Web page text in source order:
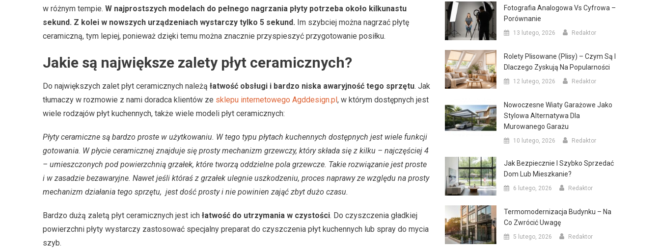
w różnym tempie. W najprostszych modelach do pełnego nagrzania płyty potrzeba około kilkunastu
sekund. Z kolei w nowszych urządzeniach wystarczy tylko 5 sekund. Im szybciej można nagrzać płytę
ceramiczną, tym lepiej, ponieważ dzięki temu można znacznie przyspieszyć przygotowanie posiłku.
Jakie są największe zalety płyt ceramicznych?
Do największych zalet płyt ceramicznych należą łatwość obsługi i bardzo niska awaryjność tego sprzętu. Jak
tłumaczy w rozmowie z nami doradca klientów ze sklepu internetowego Agddesign.pl, w którym dostępnych jest
wiele rodzajów płyt kuchennych, także wiele modeli płyt ceramicznych:
Płyty ceramiczne są bardzo proste w użytkowaniu. W tego typu płytach kuchennych dostępnych jest wiele funkcji
gotowania. W płycie ceramicznej znajduje się prosty mechanizm grzewczy, który składa się z kilku – najczęściej 4
– umieszczonych pod powierzchnią grzałek, które tworzą oddzielne pola grzewcze. Takie rozwiązanie jest proste
i w zasadzie bezawaryjne. Nawet jeśli któraś z grzałek ulegnie uszkodzeniu, proces naprawy ze względu na prosty
mechanizm działania tego sprzętu, jest dość prosty i nie powinien zająć zbyt dużo czasu.
Bardzo dużą zaletą płyt ceramicznych jest ich łatwość do utrzymania w czystości. Do czyszczenia gładkiej
powierzchni płyty wystarczy zastosować specjalny preparat do czyszczenia płyt kuchennych lub spray do mycia
szyb.
Fotografia Analogowa Vs Cyfrowa –
Porównanie
13 lutego, 2026 Redaktor
Rolety Plisowane (plisy) – Czym Są I
Dlaczego Zyskują Na Popularności
12 lutego, 2026 Redaktor
Nowoczesne Wiaty Garażowe Jako
Stylowa Alternatywa Dla
Murowanego Garażu
10 lutego, 2026 Redaktor
Jak Bezpiecznie I Szybko Sprzedać
Dom Lub Mieszkanie?
6 lutego, 2026 Redaktor
Termomodernizacja Budynku – Na
Co Zwrócić Uwagę
5 lutego, 2026 Redaktor